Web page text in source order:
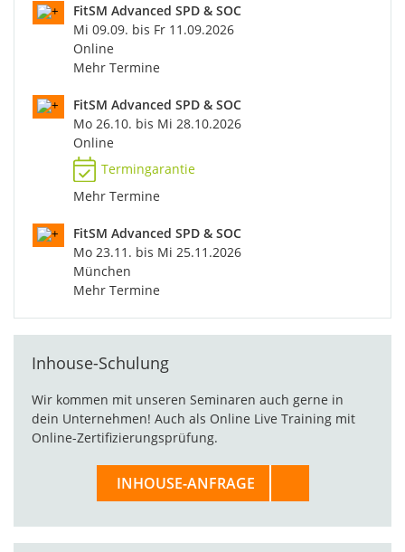
FitSM Advanced SPD & SOC
Mi 09.09. bis Fr 11.09.2026
Online
Mehr Termine
FitSM Advanced SPD & SOC
Mo 26.10. bis Mi 28.10.2026
Online
Termingarantie
Mehr Termine
FitSM Advanced SPD & SOC
Mo 23.11. bis Mi 25.11.2026
München
Mehr Termine
Inhouse-Schulung
Wir kommen mit unseren Seminaren auch gerne in
dein Unternehmen! Auch als Online Live Training mit
Online-Zertifizierungsprüfung.
INHOUSE-ANFRAGE